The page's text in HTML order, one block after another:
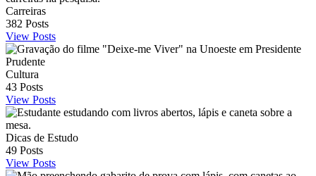
Carreiras
382 Posts
View Posts
Cultura
43 Posts
View Posts
Dicas de Estudo
49 Posts
View Posts